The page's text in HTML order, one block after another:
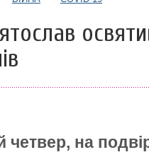
четвер, на